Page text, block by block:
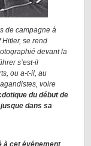
de campagne à
se rend
devant la
s’est-il
ou a-t-il, au
voire
du début de
dans sa
à cet événement